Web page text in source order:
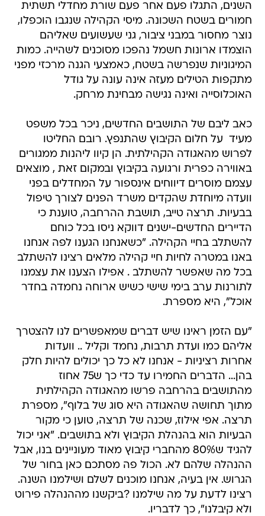
השנים, התגלו פעם אחר פעם שורת מחדלי תשתית
חמורים בשטח השכונה. מיסי הקהילה שנגבו הוכפלו,
נוצר מחסור במבני ציבור, גני שעשועים שאליהם
הוצמדו ארונות חשמל נהפכו מסוכנים לשהייה. כמות
המיגוניות שנפרשה בשטח, כאמצעי הגנה מרכזי מפני
מתקפות הטילים מעזה אינה עונה על גודל
האוכלוסייה ואינה נגישה מבחינת מרחק.
כאב ליבם של התושבים החדשים, ניכר בכל משפט
מעיד  על חלום הקיבוץ שהתנפץ. רובם החליטו
לפרוש מהאגודה הקהילתית. הן קיוו ליהנות ממגורים
באווירה כפרית ורגועה בקיבוץ ובמקום זאת , מוצאים
עצמם מוסרים דיווחים אינספור על המחדלים בפני
וועדה מיוחדת שהקדים משרד הפנים לצורך טיפול
בבעיות. תרצה טייב, תושבת ההרחבה, טוענת כי
הדיירים החדשים-ישנים דווקא ניסו בכל כוחם
להשתלב בחיי הקהילה. "כשאנחנו הגענו לפה אנחנו
באנו במטרה לחיות חיי קהילה מלאים רצינו להשתלב
בכל מה שאפשר להשתלב . אפילו הצענו את עצמנו
לתורנות ערב בימי שישי כשיש ארוחה נחמדה בחדר
אוכל", היא מספרת.
"עם הזמן ראינו שיש דברים שמאפשרים לנו להצטרך
אליהם כמו ועדת תרבות, נחמד וקליל .. וועדות
אחרות רציניות - אנחנו לא כל כך יכולים להיות חלק
בהן... הדברים החמירו עד כדי כך ש75 אחוז
מהתושבים בהרחבה פרשו מהאגודה הקהילתית
מתוך תחושה שהאגודה היא סוג של בלוף", מספרת
תרצה. אפי אילוז, שכנה של תרצה, טוען כי מקור
הבעיות הוא בהנהלת הקיבוץ ולא בתושבים. "אני יכול
להגיד ש80% מהחברי קיבוץ מאוד מעוניינים בנו, אבל
ההנהלה שלהם לא. הכול פה מסתכם כאן בחור של
הגרוש. אין בעיה, אנחנו מוכנים לשלם ושילמנו השנה.
רצינו לדעת על מה שילמנו ?ביקשנו מההנהלה פירוט
ולא קיבלנו", כך לדבריו.